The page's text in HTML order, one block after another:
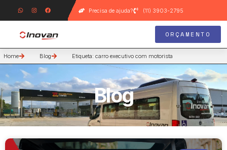
Precisa de ajuda? (11) 3903-2795
ORÇAMENTO
Home Blog Etiqueta: carro executivo com motorista
Blog